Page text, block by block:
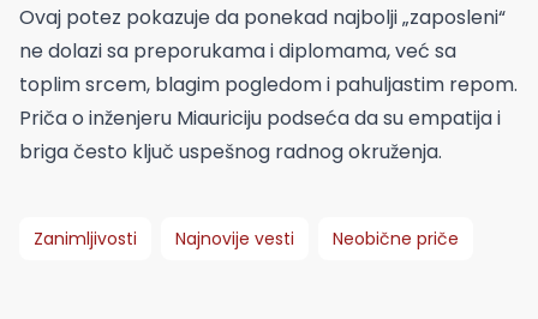
Ovaj potez pokazuje da ponekad najbolji „zaposleni“
ne dolazi sa preporukama i diplomama, već sa
toplim srcem, blagim pogledom i pahuljastim repom.
Priča o inženjeru Miauriciju podseća da su empatija i
briga često ključ uspešnog radnog okruženja.
Zanimljivosti Najnovije vesti Neobične priče